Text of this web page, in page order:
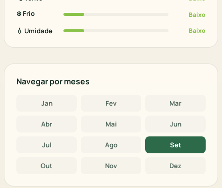
❄️ Frio Baixo
💧 Umidade Baixo
Navegar por meses
Jan Fev Mar
Abr Mai Jun
Jul Ago Set
Out Nov Dez